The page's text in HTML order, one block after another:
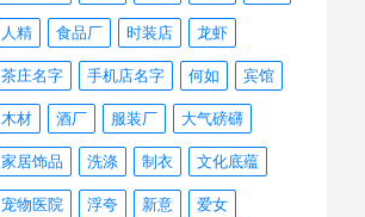
人精 食品厂 时装店 龙虾
茶庄名字 手机店名字 何如 宾馆
木材 酒厂 服装厂 大气磅礴
家居饰品 洗涤 制衣 文化底蕴
宠物医院 浮夸 新意 爱女